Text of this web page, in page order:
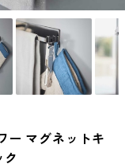
ー マグネットキ
ク